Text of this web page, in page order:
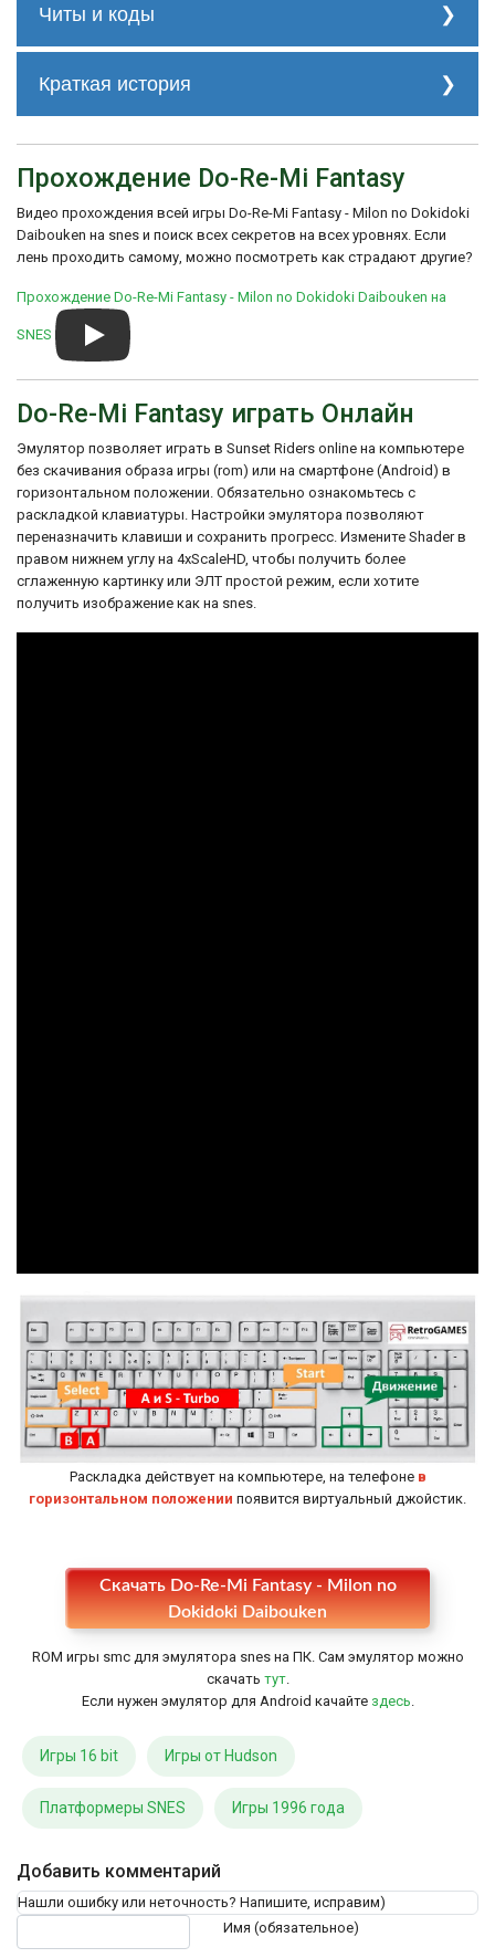
Читы и коды
Краткая история
цветастая графика, а также музыкальная
составляющая. Мелодии игры являются
авторскими аранжировками классических
песен, таких как "Ode to Joy" из 9-й
симфонии Бетховена и "Eine kleine
Nachtmusik" Моцарта, приспособленных к
стилю игры.
Игра была хорошо принята критиками и
игроками за свою уникальную
музыкально-платформенную механику, а
также за свою сложность и довольно
длинное продолжительное время игры.
Do-Re-Mi Fantasy - Milon no Dokidoki
Daibouken остается популярной игрой для
SNES, и он имеет версии на различных
языках, включая японский, английский и
некоторые другие. На русском языке игра
не была выпущена официально, но
варианты с русским переводом могут
быть доступны в виде неофициальных
ром-файлов или эмуляторов игровой
приставки.
Прохождение Do-Re-Mi Fantasy
Видео прохождения всей игры Do-Re-Mi Fantasy - Milon no Dokidoki
Daibouken на snes и поиск всех секретов на всех уровнях. Если
лень проходить самому, можно посмотреть как страдают другие?
Прохождение Do-Re-Mi Fantasy - Milon no Dokidoki Daibouken на
SNES
Do-Re-Mi Fantasy играть Онлайн
Эмулятор позволяет играть в Sunset Riders online на компьютере
без скачивания образа игры (rom) или на смартфоне (Android) в
горизонтальном положении. Обязательно ознакомьтесь с
раскладкой клавиатуры. Настройки эмулятора позволяют
переназначить клавиши и сохранить прогресс. Измените Shader в
правом нижнем углу на 4xScaleHD, чтобы получить более
сглаженную картинку или ЭЛТ простой режим, если хотите
получить изображение как на snes.
Раскладка действует на компьютере, на телефоне в
горизонтальном положении появится виртуальный джойстик.
Скачать Do-Re-Mi Fantasy - Milon no
Dokidoki Daibouken
ROM игры smc для эмулятора snes на ПК. Сам эмулятор можно
скачать тут.
Если нужен эмулятор для Android качайте здесь.
Игры 16 bit Игры от Hudson
Платформеры SNES Игры 1996 года
Добавить комментарий
Нашли ошибку или неточность? Напишите, исправим)
Имя (обязательное)